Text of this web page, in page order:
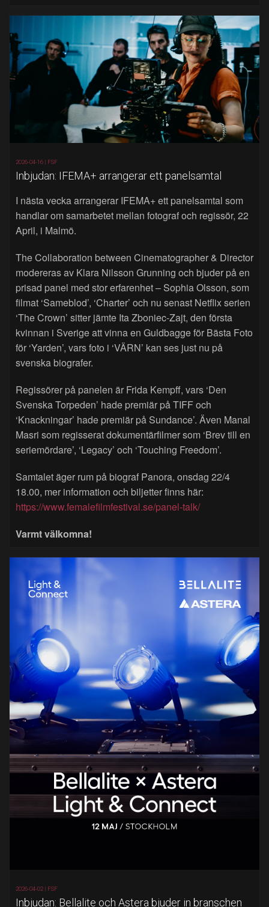
2026-04-16 | FSF
Inbjudan: IFEMA+ arrangerar ett panelsamtal
I nästa vecka arrangerar IFEMA+ ett panelsamtal som
handlar om samarbetet mellan fotograf och regissör, 22
April, i Malmö.
The Collaboration between Cinematographer & Director
modereras av Klara Nilsson Grunning och bjuder på en
prisad panel med stor erfarenhet – Sophia Olsson, som
filmat ‘Sameblod’, ‘Charter’ och nu senast Netflix serien
‘The Crown’ sitter jämte Ita Zboniec-Zajt, den första
kvinnan i Sverige att vinna en Guldbagge för Bästa Foto
för ‘Yarden’, vars foto i ‘VÄRN’ kan ses just nu på
svenska biografer.
Regissörer på panelen är Frida Kempff, vars ‘Den
Svenska Torpeden’ hade premiär på TIFF och
‘Knackningar’ hade premiär på Sundance’. Även Manal
Masri som regisserat dokumentärfilmer som ‘Brev till en
seriemördare’, ‘Legacy’ och ‘Touching Freedom’.
Samtalet äger rum på biograf Panora, onsdag 22/4
18.00, mer information och biljetter finns här:
https://www.femalefilmfestival.se/panel-talk/
Varmt välkomna!
2026-04-02 | FSF
Inbjudan: Bellalite och Astera bjuder in branschen